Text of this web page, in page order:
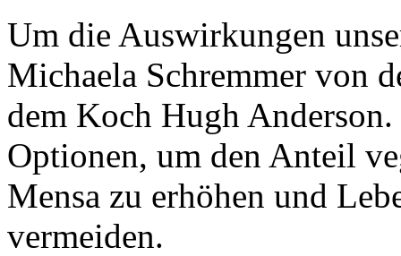
Um die Auswirkungen
Michaela Schremmer von
dem Koch Hugh
Optionen, um den Anteil
Mensa zu erhöhen und
vermeiden.